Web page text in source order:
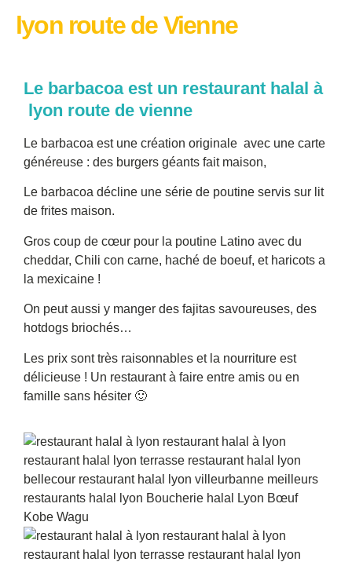
lyon route de Vienne
Le barbacoa est un restaurant halal à
lyon route de vienne
Le barbacoa est une création originale avec une carte
généreuse : des burgers géants fait maison,
Le barbacoa décline une série de poutine servis sur lit
de frites maison.
Gros coup de cœur pour la poutine Latino avec du
cheddar, Chili con carne, haché de boeuf, et haricots a
la mexicaine !
On peut aussi y manger des fajitas savoureuses, des
hotdogs briochés…
Les prix sont très raisonnables et la nourriture est
délicieuse ! Un restaurant à faire entre amis ou en
famille sans hésiter 🙂